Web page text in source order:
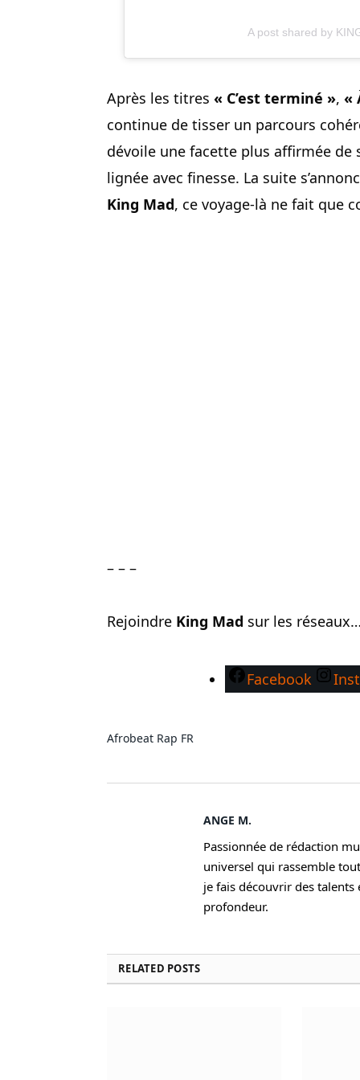
A post shared by
Après les titres « C’est terminé », «
continue de tisser un parcours
dévoile une facette plus affirmée de
lignée avec finesse. La suite
King Mad, ce voyage-là ne fait que
– – –
Rejoindre King Mad sur les réseaux…
Facebook
Afrobeat Rap FR
ANGE M.
Passionnée de rédaction
universel qui rassemble
je fais découvrir des
profondeur.
RELATED POSTS